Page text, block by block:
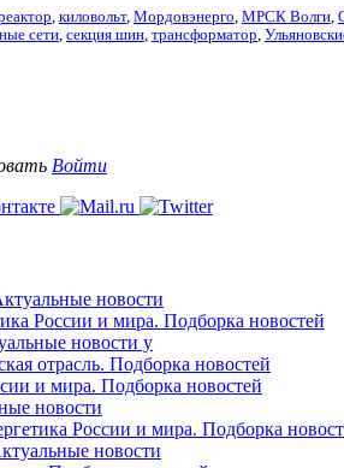
, киловольт, Мордовэнерго, МРСК Волги,
сети, секция шин, трансформатор,
Войти
новости
России и мира. Подборка новостей
новости у
отрасль. Подборка новостей
и мира. Подборка новостей
новости
России и мира. Подборка
новости